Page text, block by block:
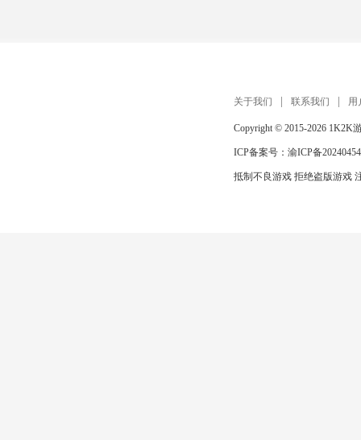
关于我们 联系我们 用
Copyright © 2015-2026 1K2K
ICP备案号： 渝ICP备
抵制不良游戏 拒绝盗版游戏